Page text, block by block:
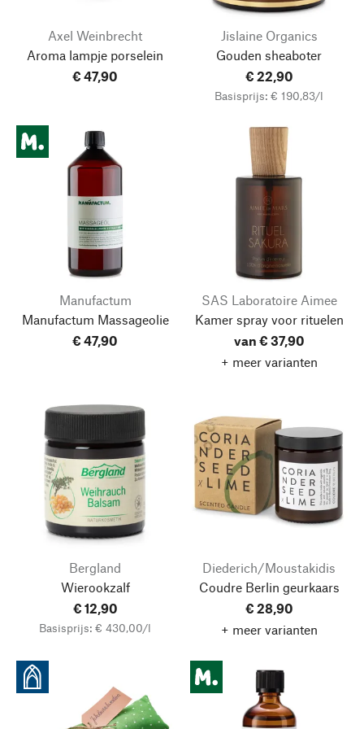
Axel Weinbrecht
Aroma lampje porselein
€ 47,90
Jislaine Organics
Gouden sheaboter
€ 22,90
Basisprijs: € 190,83/l
Manufactum
Manufactum Massageolie
€ 47,90
SAS Laboratoire Aimee
Kamer spray voor rituelen
van € 37,90
+ meer varianten
Bergland
Wierookzalf
€ 12,90
Basisprijs: € 430,00/l
Diederich/Moustakidis
Coudre Berlin geurkaars
€ 28,90
+ meer varianten